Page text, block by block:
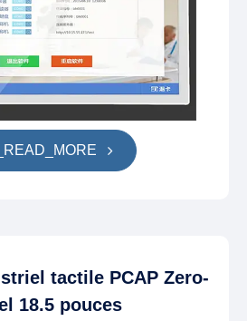
tactile PCAP Zero-
18.5 pouces